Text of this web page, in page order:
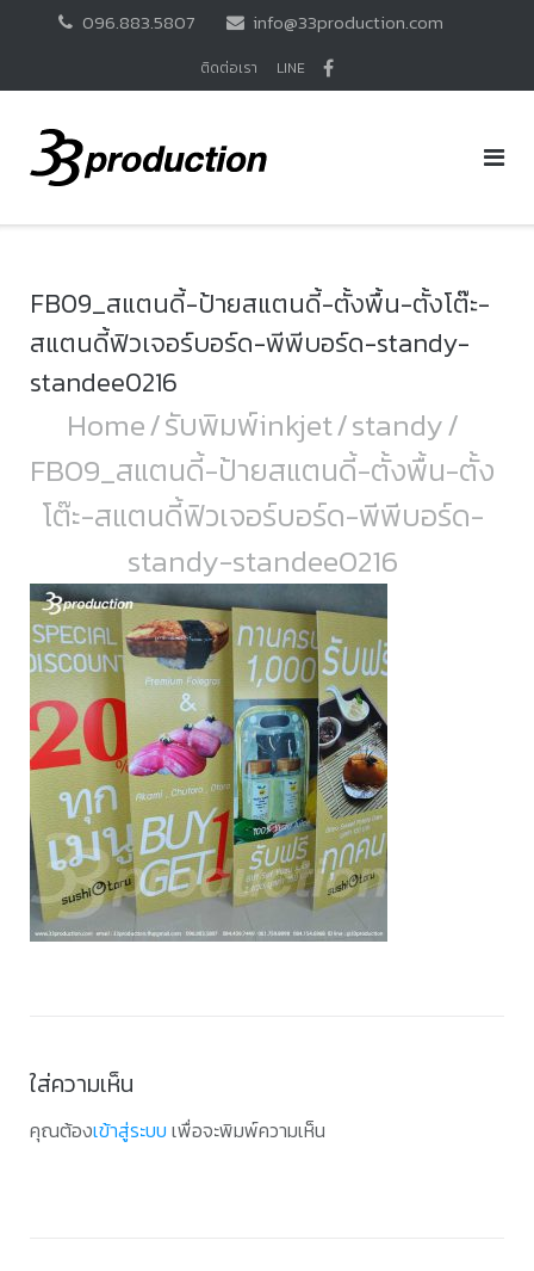
096.883.5807 info@33production.com
ติดต่อเรา LINE
FB09_สแตนดี้-ป้ายสแตนดี้-ตั้งพื้น-ตั้งโต๊ะ-
สแตนดี้ฟิวเจอร์บอร์ด-พีพีบอร์ด-standy-
standee0216
Home/รับพิมพ์inkjet/standy/
FB09_สแตนดี้-ป้ายสแตนดี้-ตั้งพื้น-ตั้ง
โต๊ะ-สแตนดี้ฟิวเจอร์บอร์ด-พีพีบอร์ด-
standy-standee0216
ใส่ความเห็น
คุณต้องเข้าสู่ระบบ เพื่อจะพิมพ์ความเห็น